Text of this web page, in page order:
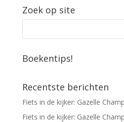
Zoek op site
Boekentips!
Recentste berichten
Fiets in de kijker: Gazelle
Fiets in de kijker: Gazelle